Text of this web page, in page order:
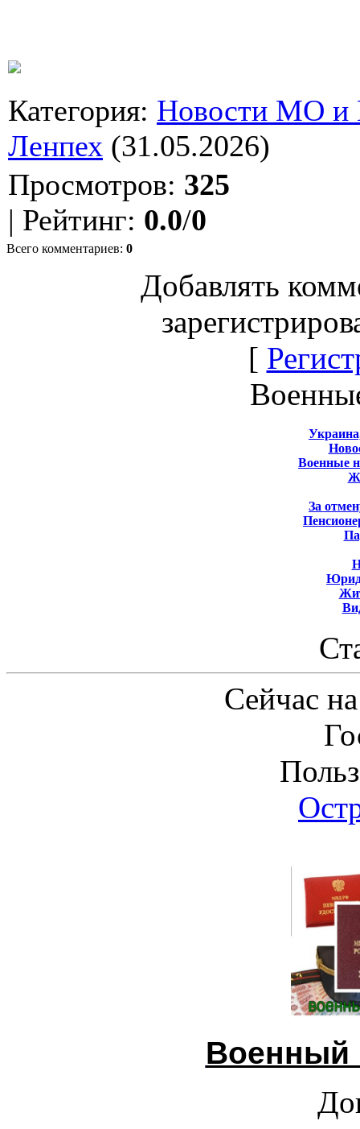
Категория: Новости МО
Ленпех (31.05.2026)
Просмотров: 325
| Рейтинг: 0.0/0
Всего комментариев: 0
Добавлять
[
Военные
За
Сейчас
Военный